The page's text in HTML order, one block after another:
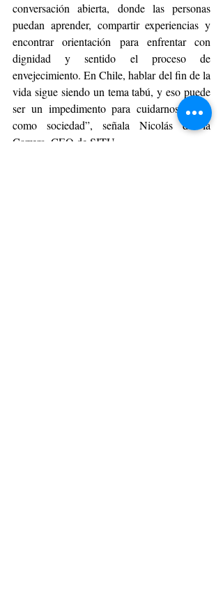
conversación abierta, donde las personas
puedan aprender, compartir experiencias y
encontrar orientación para enfrentar con
dignidad y sentido el proceso de
envejecimiento. En Chile, hablar del fin de la
vida sigue siendo un tema tabú, y eso puede
ser un impedimento para cuidarnos mejor
como sociedad”, señala Nicolás de la
Carrera, CEO de SITU.